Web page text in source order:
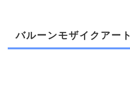
バルーンモザイクアート